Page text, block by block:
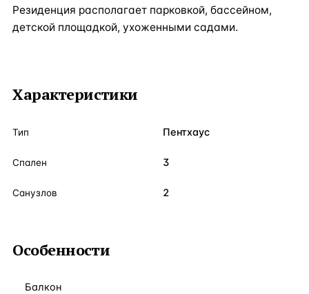
Резиденция располагает парковкой, бассейном,
детской площадкой, ухоженными садами.
Характеристики
Тип Пентхаус
Спален 3
Санузлов 2
Особенности
Балкон